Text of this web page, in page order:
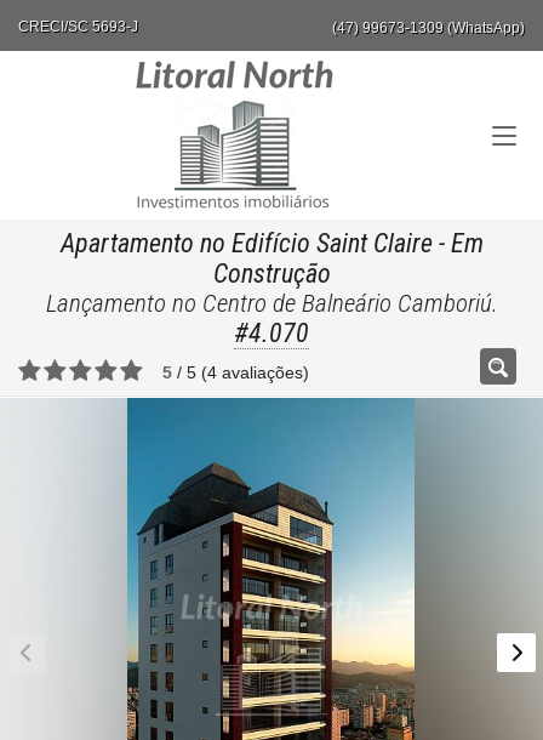
CRECI/SC 5693-J (47) 99673-1309 (WhatsApp)
Apartamento no Edifício Saint Claire- Em
Construção
Lançamento no Centro de Balneário Camboriú.
#4.070
5 / 5 (4 avaliações)